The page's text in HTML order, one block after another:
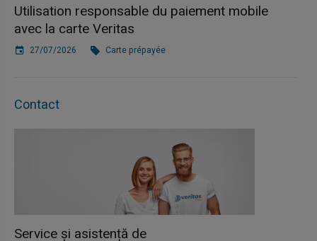
Utilisation responsable du paiement mobile
avec la carte Veritas
27/07/2026 Carte prépayée
Contact
Service și asistență de